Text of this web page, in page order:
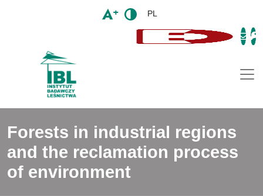
PL
Forests in industrial regions
and the reclamation process
of environment